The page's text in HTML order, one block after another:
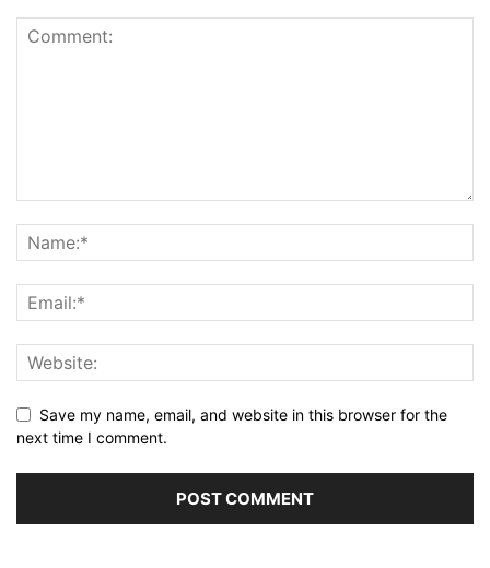
Save my name, email, and website in this browser for the
next time I comment.